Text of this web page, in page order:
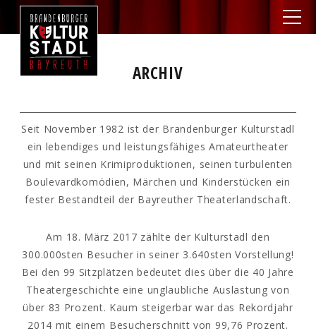
ARCHIV
Seit November 1982 ist der Brandenburger Kulturstadl
ein lebendiges und leistungsfähiges Amateurtheater
und mit seinen Krimiproduktionen, seinen turbulenten
Boulevardkomödien, Märchen und Kinderstücken ein
fester Bestandteil der Bayreuther Theaterlandschaft.
Am 18. März 2017 zählte der Kulturstadl den
300.000sten Besucher in seiner 3.640sten Vorstellung!
Bei den 99 Sitzplätzen bedeutet dies über die 40 Jahre
Theatergeschichte eine unglaubliche Auslastung von
über 83 Prozent. Kaum steigerbar war das Rekordjahr
2014 mit einem Besucherschnitt von 99,76 Prozent.